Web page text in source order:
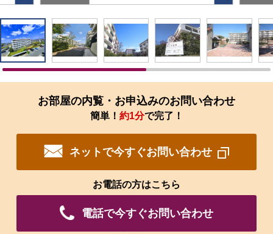
画
像
を
ク
リ
す
拡
大
さ
画
像
を
ク
リ
拡
お部屋の内覧・お申込みのお問い合わせ
簡単！ 約1分で完了！
ネットで今すぐお問い合わせ
お電話の方はこちら
電話で今すぐお問い合わせ